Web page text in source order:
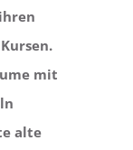
mit
alte